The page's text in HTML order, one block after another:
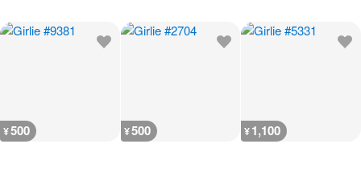
¥500 ¥500 ¥1,100